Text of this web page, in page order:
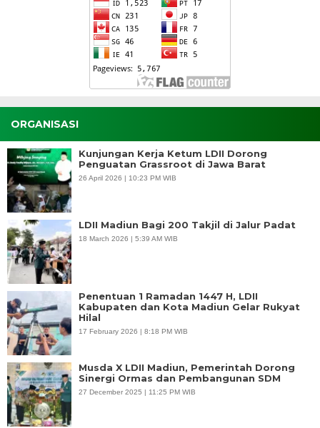
ORGANISASI
Kunjungan Kerja Ketum LDII Dorong
Penguatan Grassroot di Jawa Barat
26 April 2026 | 10:23 PM WIB
LDII Madiun Bagi 200 Takjil di Jalur Padat
18 March 2026 | 5:39 AM WIB
Penentuan 1 Ramadan 1447 H, LDII
Kabupaten dan Kota Madiun Gelar Rukyat
Hilal
17 February 2026 | 8:18 PM WIB
Musda X LDII Madiun, Pemerintah Dorong
Sinergi Ormas dan Pembangunan SDM
27 December 2025 | 11:25 PM WIB